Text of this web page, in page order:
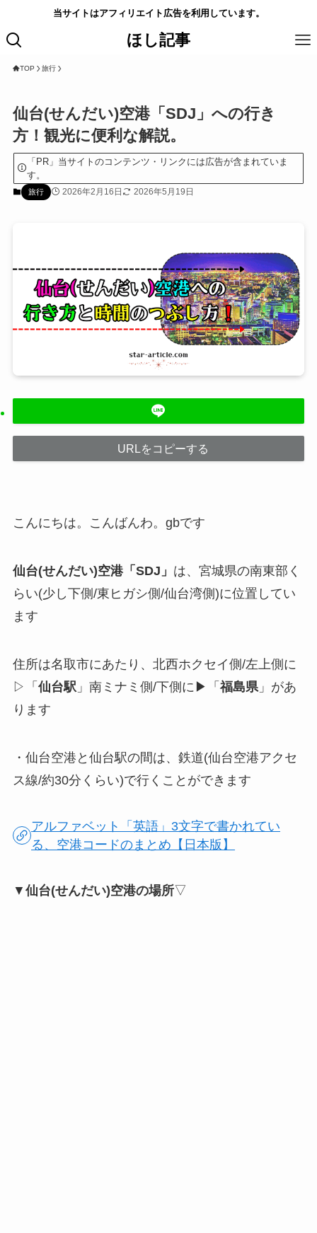
当サイトはアフィリエイト広告を利用しています。
ほし記事
TOP 旅行
仙台(せんだい)空港「SDJ」への行き
方！観光に便利な解説。
「PR」当サイトのコンテンツ・リンクには広告が含まれていま
す。
旅行 2026年2月16日 2026年5月19日
URLをコピーする
こんにちは。こんばんわ。gbです
仙台(せんだい)空港「SDJ」 は、宮城県の南東部く
らい(少し下側/東ヒガシ側/仙台湾側)に位置してい
ます
住所は名取市にあたり、北西ホクセイ側/左上側に
▷「 仙台駅」南ミナミ側/下側に▶︎「 福島県」があ
ります
・仙台空港と仙台駅の間は、鉄道(仙台空港アクセ
ス線/約30分くらい)で行くことができます
アルファベット「英語」3文字で書かれてい
る、空港コードのまとめ【日本版】
▼ 仙台(せんだい)空港の場所▽